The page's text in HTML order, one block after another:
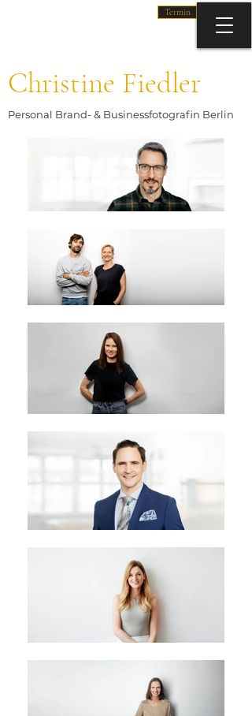
Termin
Christine Fiedler
Personal Brand- & Businessfotografin Berlin